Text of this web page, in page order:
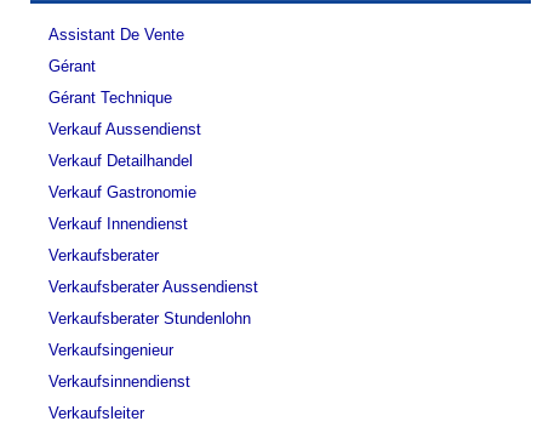
JOB-
Lehrstellen
finden
Lehrstellen
gratis
inserieren
Assistant De Vente
Gérant
Gérant Technique
Verkauf Aussendienst
Verkauf Detailhandel
Verkauf Gastronomie
Verkauf Innendienst
Verkaufsberater
Verkaufsberater Aussendienst
Verkaufsberater Stundenlohn
Verkaufsingenieur
Verkaufsinnendienst
Verkaufsleiter